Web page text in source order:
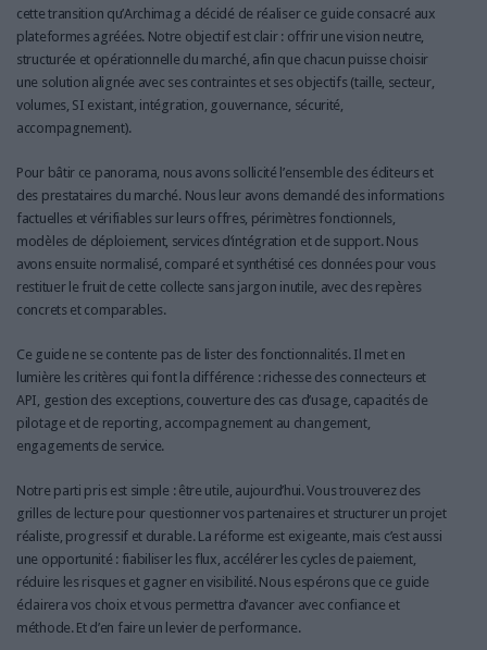
cette transition qu’Archimag a décidé de réaliser ce guide consacré aux
plateformes agréées. Notre objectif est clair : offrir une vision neutre,
structurée et opérationnelle du marché, afin que chacun puisse choisir
une solution alignée avec ses contraintes et ses objectifs (taille, secteur,
volumes, SI existant, intégration, gouvernance, sécurité,
accompagnement).
Pour bâtir ce panorama, nous avons sollicité l’ensemble des éditeurs et
des prestataires du marché. Nous leur avons demandé des informations
factuelles et vérifiables sur leurs offres, périmètres fonctionnels,
modèles de déploiement, services d’intégration et de support. Nous
avons ensuite normalisé, comparé et synthétisé ces données pour vous
restituer le fruit de cette collecte sans jargon inutile, avec des repères
concrets et comparables.
Ce guide ne se contente pas de lister des fonctionnalités. Il met en
lumière les critères qui font la différence : richesse des connecteurs et
API, gestion des exceptions, couverture des cas d’usage, capacités de
pilotage et de reporting, accompagnement au changement,
engagements de service.
Notre parti pris est simple : être utile, aujourd’hui. Vous trouverez des
grilles de lecture pour questionner vos partenaires et structurer un projet
réaliste, progressif et durable. La réforme est exigeante, mais c’est aussi
une opportunité : fiabiliser les flux, accélérer les cycles de paiement,
réduire les risques et gagner en visibilité. Nous espérons que ce guide
éclairera vos choix et vous permettra d’avancer avec confiance et
méthode. Et d’en faire un levier de performance.